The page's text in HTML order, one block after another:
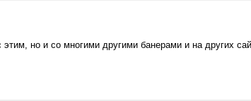
но и со многими другими банерами и на других